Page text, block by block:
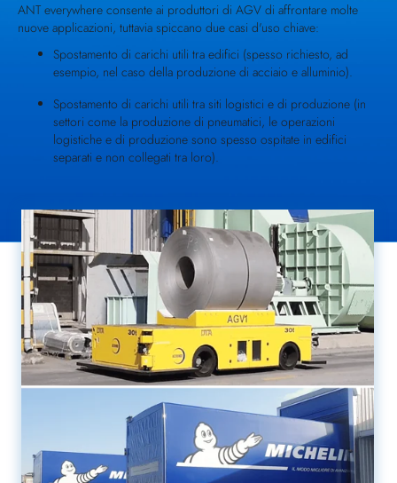
ANT everywhere consente ai produttori di AGV di affrontare molte
nuove applicazioni, tuttavia spiccano due casi d'uso chiave:
Spostamento di carichi utili tra edifici (spesso richiesto, ad
esempio, nel caso della produzione di acciaio e alluminio).
Spostamento di carichi utili tra siti logistici e di produzione (in
settori come la produzione di pneumatici, le operazioni
logistiche e di produzione sono spesso ospitate in edifici
separati e non collegati tra loro).